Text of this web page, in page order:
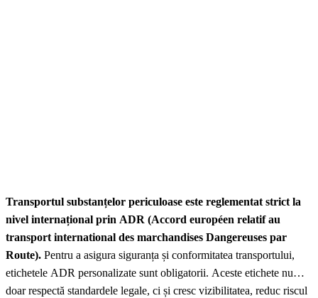
Transportul substanțelor periculoase este reglementat strict la
nivel internațional prin ADR (Accord européen relatif au
transport international des marchandises Dangereuses par
Route). Pentru a asigura siguranța și conformitatea transportului,
etichetele ADR personalizate sunt obligatorii. Aceste etichete nu
doar respectă standardele legale, ci și cresc vizibilitatea, reduc riscul